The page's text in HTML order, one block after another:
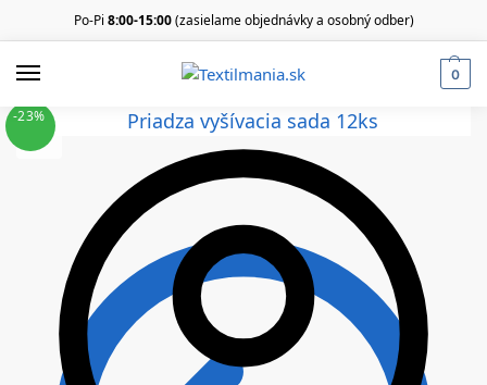
Po-Pi 8:00-15:00(zasielame objednávky a osobný odber)
0
-23%